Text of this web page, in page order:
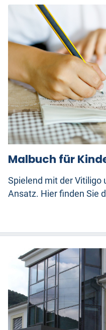
Malbuch für
Spielend mit der Vitiligo
Ansatz. Hier finden